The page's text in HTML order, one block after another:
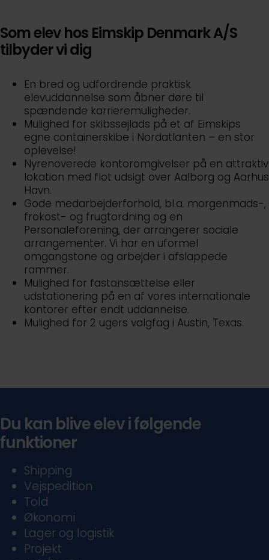
Som elev hos Eimskip Denmark A/S
tilbyder vi dig
En bred og udfordrende praktisk
elevuddannelse som åbner døre til
spændende karrieremuligheder.
Mulighed for skibssejlads på et af Eimskips
egne containerskibe i Nordatlanten – en stor
oplevelse!
Nyrenoverede kontoromgivelser på en attraktiv
lokation med flot udsigt over Aalborg og Aarhus
Havn.
Gode medarbejderforhold, bl.a. morgenmads-,
frokost- og frugtordning og en
Personaleforening, der arrangerer sociale
arrangementer. Vi har en uformel
omgangstone og arbejder i afslappede
rammer.
Mulighed for fastansættelse eller
udstationering på en af vores internationale
kontorer efter endt uddannelse.
Mulighed for 2 ugers valgfag i Austin, Texas.
Du kan blive elev i følgende
funktioner
Shipping
Vejspedition
Told
Økonomi
Lager og logistik
Projekt